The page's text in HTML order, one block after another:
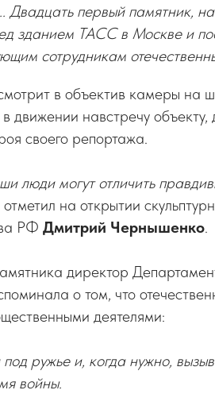
первый памятник,
зданием ТАСС в Москве и
сотрудникам
в объектив камеры на
движении навстречу
своего репортажа.
люди могут отличить
на открытии
РФ Дмитрий Чернышенко.
директор
о том, что
деятелями:
ружье и, когда нужно,
войны.